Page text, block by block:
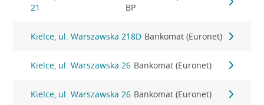
21
BP
Kielce, ul. Warszawska 218D Bankomat (Euronet)
Kielce, ul. Warszawska 26 Bankomat (Euronet)
Kielce, ul. Warszawska 26 Bankomat (Euronet)